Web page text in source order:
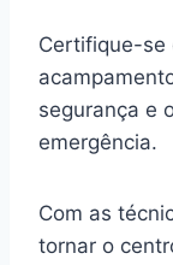
Certifique-se
segurança e
emergência.
Com as
tornar o